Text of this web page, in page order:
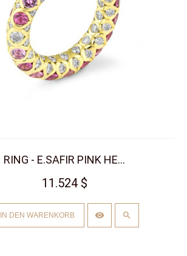
RING - E.SAFIR PINK HE...
11.524 $
IN DEN WARENKORB